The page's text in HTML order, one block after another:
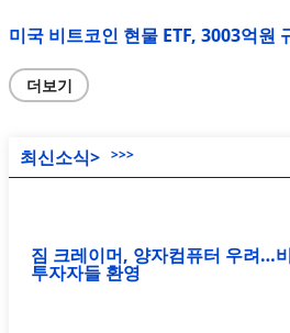
미국 비트코인 현물 ETF, 3003억원
더보기
최신소식> >>>
짐 크레이머, 양자컴퓨터 우려…
투자자들 환영